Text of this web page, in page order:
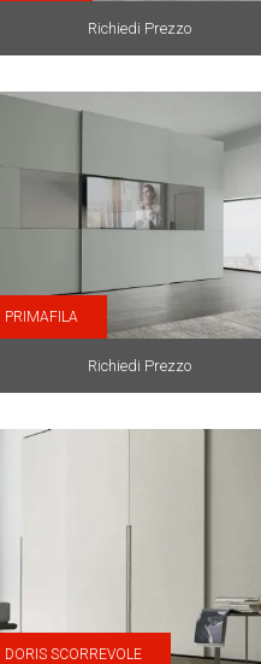
Richiedi Prezzo
PRIMAFILA
Richiedi Prezzo
DORIS SCORREVOLE